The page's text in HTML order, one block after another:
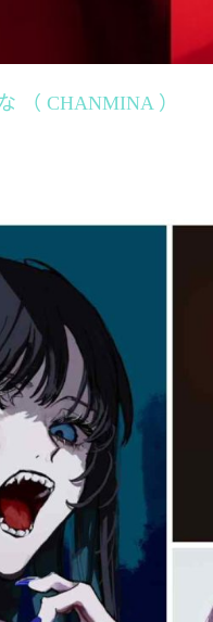
（ CHANMINA ）